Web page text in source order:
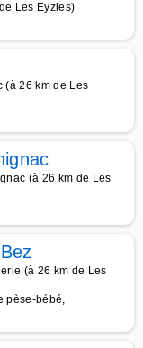
Les Eyzies)
(à 26 km de Les
(à 26 km de Les
(à 26 km de Les
pèse-bébé,